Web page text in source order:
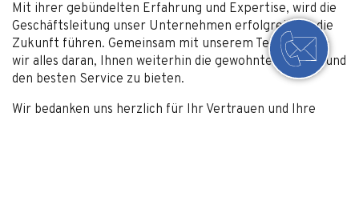
Mit ihrer gebündelten Erfahrung und Expertise, wird die
Geschäftsleitung unser Unternehmen erfolgreich in die
Zukunft führen. Gemeinsam mit unserem Team setzen
wir alles daran, Ihnen weiterhin die gewohnte Qualität und
den besten Service zu bieten.
Wir bedanken uns herzlich für Ihr Vertrauen und Ihre